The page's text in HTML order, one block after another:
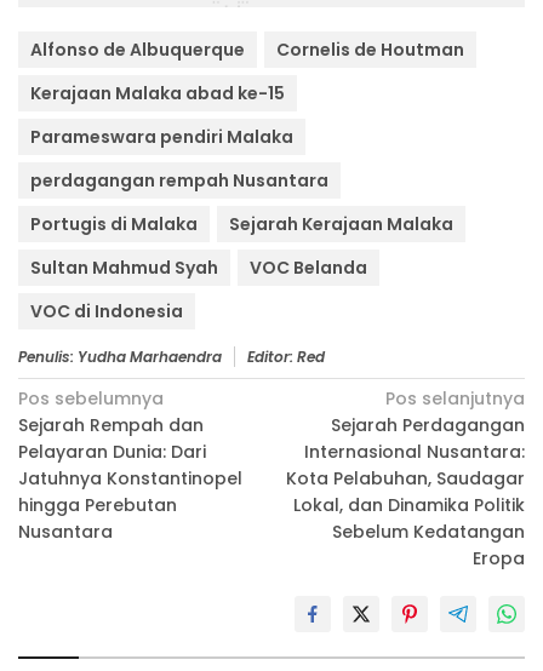
Alfonso de Albuquerque
Cornelis de Houtman
Kerajaan Malaka abad ke-15
Parameswara pendiri Malaka
perdagangan rempah Nusantara
Portugis di Malaka
Sejarah Kerajaan Malaka
Sultan Mahmud Syah
VOC Belanda
VOC di Indonesia
Penulis: Yudha Marhaendra Editor: Red
Navigasi
pos
Pos sebelumnya
Sejarah Rempah dan
Pelayaran Dunia: Dari
Jatuhnya Konstantinopel
hingga Perebutan
Nusantara
Pos selanjutnya
Sejarah Perdagangan
Internasional Nusantara:
Kota Pelabuhan, Saudagar
Lokal, dan Dinamika Politik
Sebelum Kedatangan
Eropa